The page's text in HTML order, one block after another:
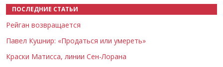
ПОСЛЕДНИЕ СТАТЬИ
Рейган возвращается
Павел Кушнир: «Продаться или умереть»
Краски Матисса, линии Сен-Лорана